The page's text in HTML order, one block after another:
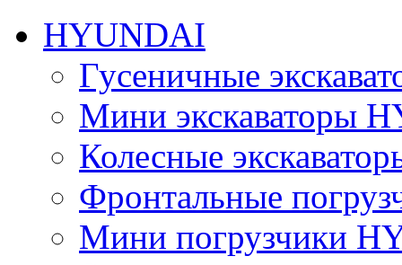
HYUNDAI
Гусеничные
Мини экскаваторы
Колесные
Фронтальные
Мини погрузчики